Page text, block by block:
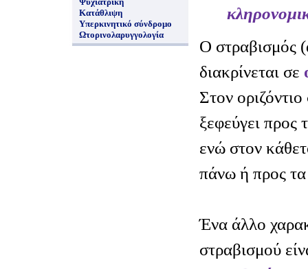
Κατάθλιψη
Υπερκινητικό σύνδρομο
Ωτορινολαρυγγολογία
Ο στραβισμός
διακρίνεται σε
Στον
ξεφεύγει προς
ενώ στον
πάνω ή προς
Ένα άλλο
στραβισμού